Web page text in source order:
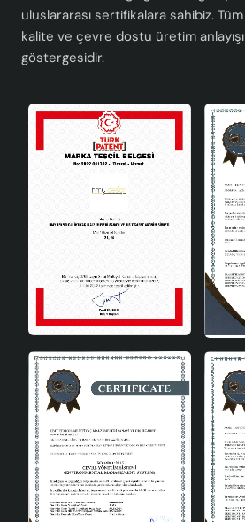
uluslararası sertifikalara sahibiz.
kalite ve çevre dostu üretim
göstergesidir.